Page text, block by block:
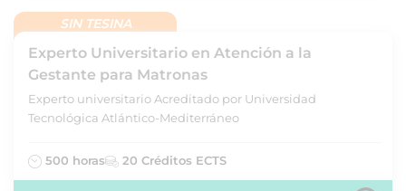
SIN TESINA
Experto Universitario en Atención a la
Gestante para Matronas
Experto universitario Acreditado por Universidad
Tecnológica Atlántico-Mediterráneo
500 horas 20 Créditos ECTS